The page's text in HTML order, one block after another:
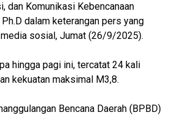
dan Komunikasi Kebencanaan
dalam keterangan pers yang
sosial, Jumat (26/9/2025).
hingga pagi ini, tercatat 24 kali
kekuatan maksimal M3,8.
Bencana Daerah (BPBD)